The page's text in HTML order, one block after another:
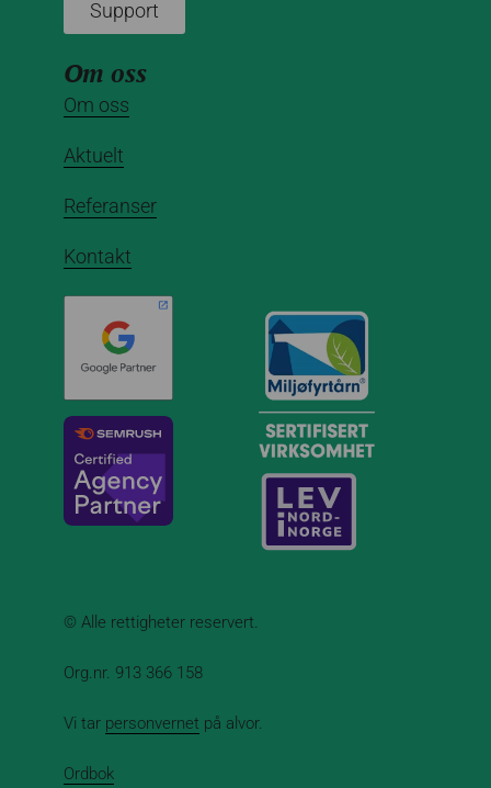
Support
Om oss
Om oss
Aktuelt
Referanser
Kontakt
© Alle rettigheter reservert.
Org.nr. 913 366 158
Vi tar personvernet på alvor.
Ordbok